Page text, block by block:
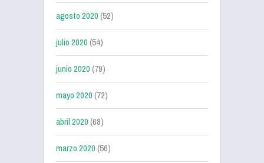
agosto 2020(52)
julio 2020(54)
junio 2020(79)
mayo 2020(72)
abril 2020(68)
marzo 2020(56)